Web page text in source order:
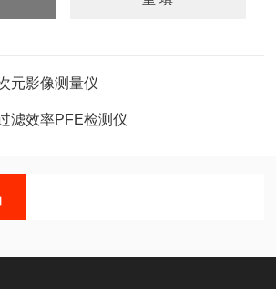
元影像测量仪
滤效率PFE检测仪